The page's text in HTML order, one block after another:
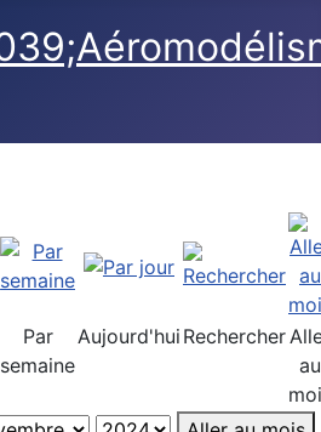
Par
semaine
Aujourd'hui Rechercher
au